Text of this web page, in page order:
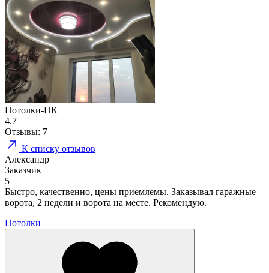
Потолки-ПК
4.7
Отзывы: 7
К списку отзывов
Александр
Заказчик
5
Быстро, качественно, цены приемлемы. Заказывал гаражные
ворота, 2 недели и ворота на месте. Рекомендую.
Потолки